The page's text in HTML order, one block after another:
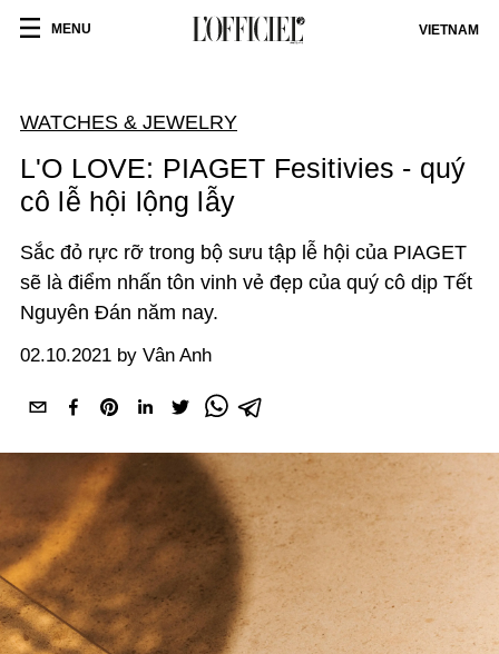
MENU VIETNAM
WATCHES & JEWELRY
L'O LOVE: PIAGET Fesitivies - quý
cô lễ hội lộng lẫy
Sắc đỏ rực rỡ trong bộ sưu tập lễ hội của PIAGET
sẽ là điểm nhấn tôn vinh vẻ đẹp của quý cô dịp Tết
Nguyên Đán năm nay.
02.10.2021 by Vân Anh